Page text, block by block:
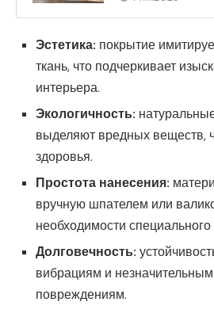
Эстетика: покрытие
ткань, что подчеркивает
интерьера.
Экологичность:
выделяют вредных веществ,
здоровья.
Простота нанесения:
вручную шпателем или
необходимости
Долговечность:
вибрациям и
повреждениям.